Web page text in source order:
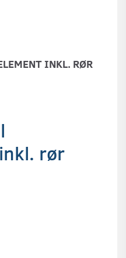
INKL. RØR
rør